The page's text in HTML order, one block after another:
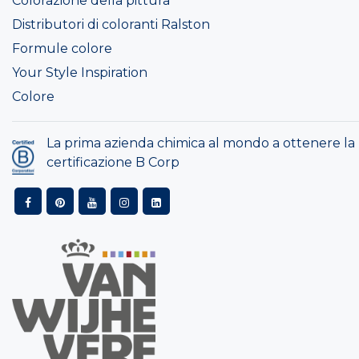
Distributori di coloranti Ralston
Formule colore
Your Style Inspiration
Colore
La prima azienda chimica al mondo a ottenere la
certificazione B Corp